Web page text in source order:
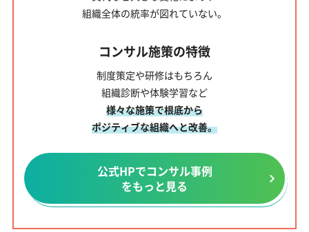
組織全体の統率が図れていない。
コンサル施策の特徴
制度策定や研修はもちろん
組織診断や体験学習など
様々な施策で根底から
ポジティブな組織へと改善。
公式HPでコンサル事例
をもっと見る